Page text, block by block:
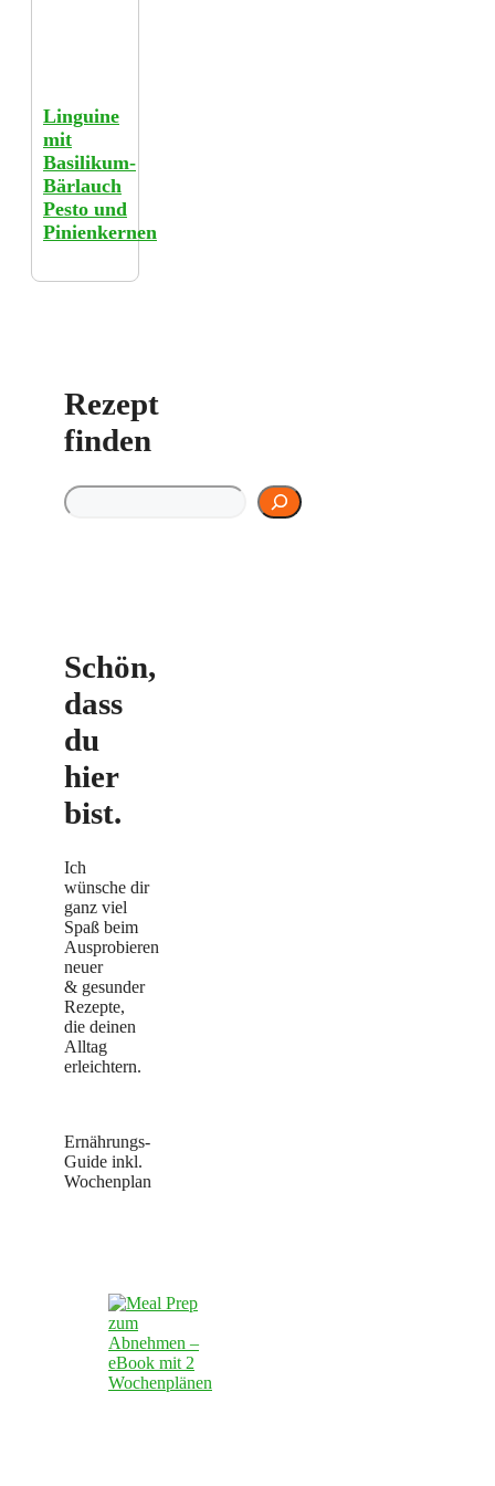
Linguine
mit
Basilikum-
Bärlauch
Pesto und
Pinienkernen
Rezept
finden
Rezept finden
Schön,
dass
du
hier
bist.
Ich
wünsche dir
ganz viel
Spaß beim
Ausprobieren
neuer
& gesunder
Rezepte,
die deinen
Alltag
erleichtern.
Ernährungs-
Guide inkl.
Wochenplan